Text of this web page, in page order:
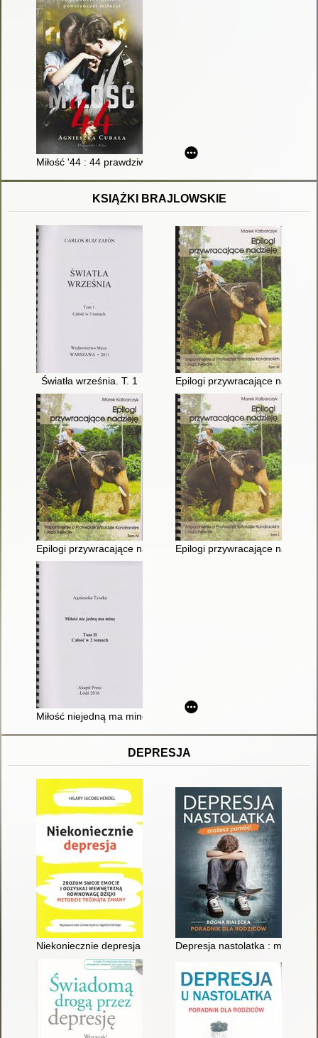
Miłość '44 : 44 prawdziwe historie powstańczej miłości
KSIĄŻKI BRAJLOWSKIE
Światła września. T. 1 Epilogi przywracające
Epilogi przywracające nadzieję : wspomnienie o profesorze
Epilogi przywracające
Miłość niejedną ma minę. T. 2
DEPRESJA
Niekoniecznie depresja : zrozum swoje emocje i odzyskaj
Depresja nastolatka : możesz